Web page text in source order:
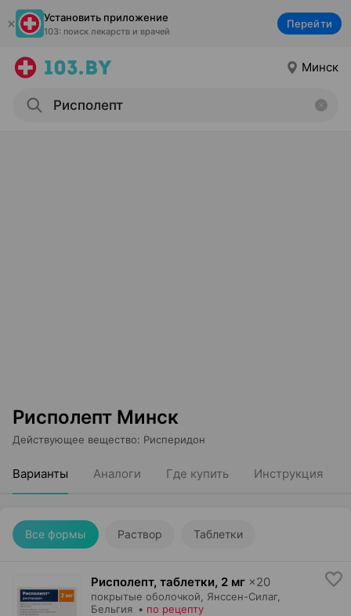
Установить приложение
103: поиск лекарств и врачей
Перейти
Минск
Рисполепт Минск
Действующее вещество: Рисперидон
Варианты Аналоги Где купить Инструкция
Все формы Раствор Таблетки
Рисполепт, таблетки, 2 мг ×20
покрытые оболочкой, Янссен-Силаг,
Бельгия • по рецепту